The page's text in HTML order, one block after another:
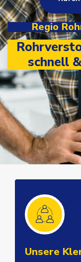
Regio
schnell
Unsere